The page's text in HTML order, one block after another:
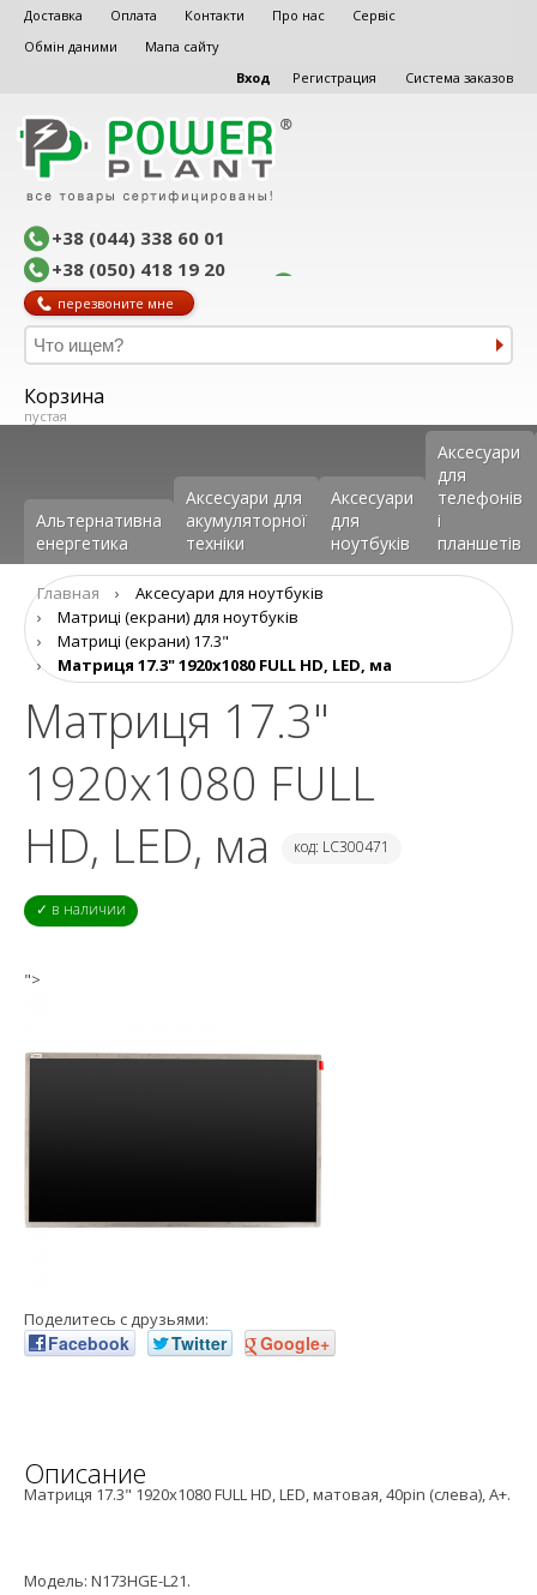
Доставка Оплата Контакти Про нас
Сервіс
Обмін даними
Мапа сайту
Вход
Регистрация Система заказов
+38 (044) 338 60 01
+38 (050) 418 19 20
перезвоните мне
Корзина
пустая
Альтернативна
енергетика
Аксесуари для
акумуляторної
техніки
Аксесуари
для
ноутбуків
Аксеcуари
для
телефонів
і
планшетів
Главная ›
Аксесуари для ноутбуків
›
Матриці (екрани) для ноутбуків
›
Матриці (екрани) 17.3"
›
Матриця 17.3" 1920x1080 FULL HD, LED, ма
Матриця 17.3"
1920x1080 FULL
HD, LED, ма
код: LC300471
✓ в наличии
">
Поделитесь с друзьями:
Facebook Twitter Google+
Описание
Матриця 17.3" 1920x1080 FULL HD, LED, матовая, 40pin (слева), A+.
Модель: N173HGE-L21.